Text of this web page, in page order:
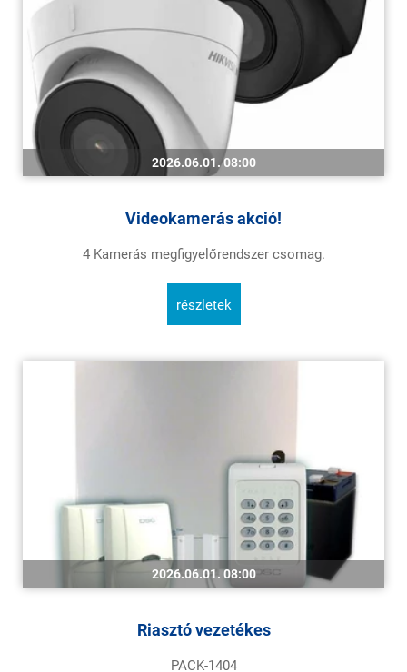
2026.06.01. 08:00
Videokamerás akció!
4 Kamerás megfigyelőrendszer csomag.
részletek
2026.06.01. 08:00
Riasztó vezetékes
PACK-1404